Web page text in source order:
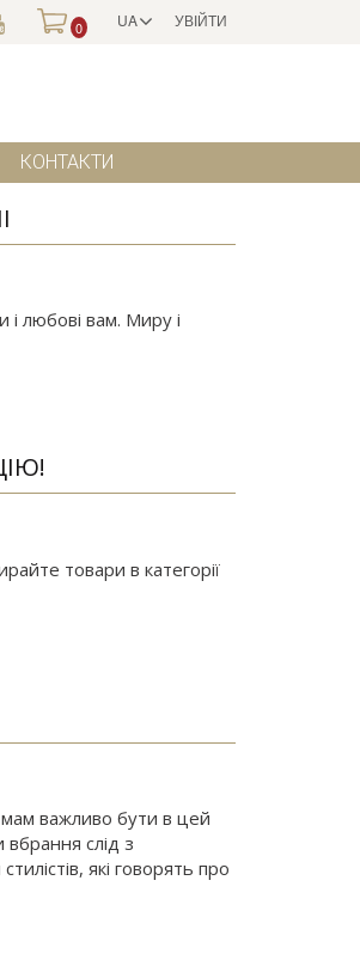
УВІЙТИ
UA
0
КОНТАКТИ
і любові вам. Миру і
товари в категорії
мам важливо бути в цей
слід з
які говорять про